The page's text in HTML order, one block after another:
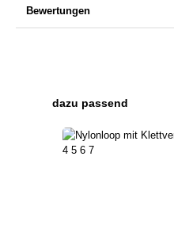
Bewertungen
Produktgalerie überspringen
dazu passend